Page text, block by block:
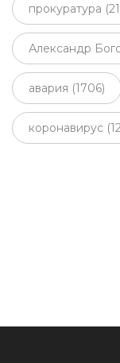
прокуратура
Александр
авария (1706)
коронавирус